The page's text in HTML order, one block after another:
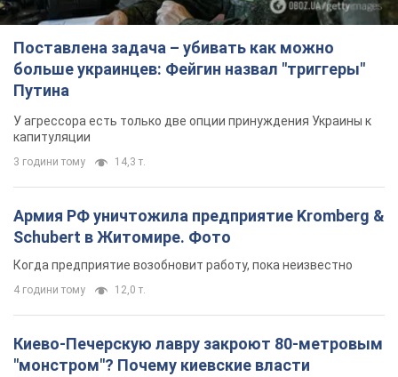
Поставлена задача – убивать как можно
больше украинцев: Фейгин назвал "триггеры"
Путина
У агрессора есть только две опции принуждения Украины к
капитуляции
3 години тому 14,3 т.
Армия РФ уничтожила предприятие Kromberg &
Schubert в Житомире. Фото
Когда предприятие возобновит работу, пока неизвестно
4 години тому 12,0 т.
Киево-Печерскую лавру закроют 80-метровым
"монстром"? Почему киевские власти